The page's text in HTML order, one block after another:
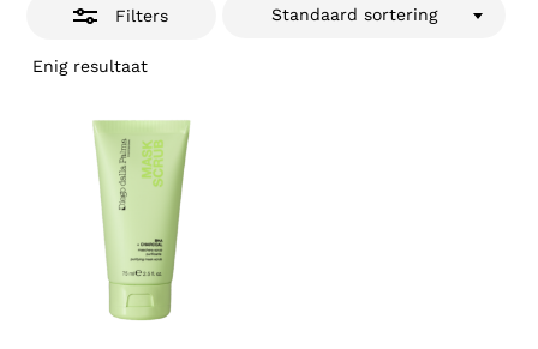
Filters
Enig resultaat
Standaard sortering